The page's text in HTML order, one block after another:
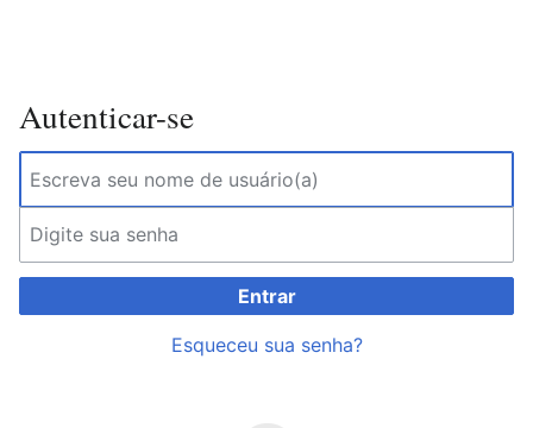
Autenticar-se
Entrar
Esqueceu sua senha?